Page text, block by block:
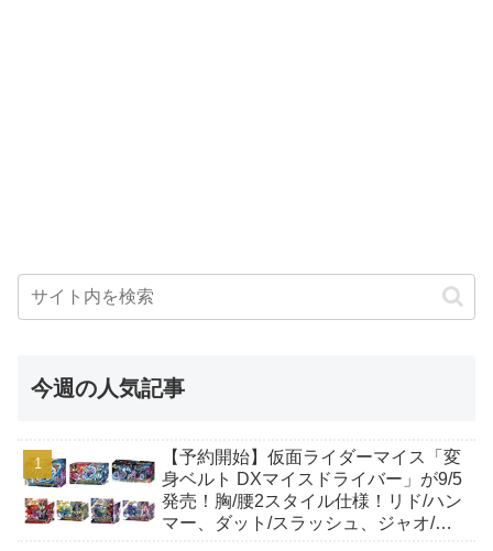
今週の人気記事
【予約開始】仮面ライダーマイス「変
身ベルト DXマイスドライバー」が9/5
発売！胸/腰2スタイル仕様！リド/ハン
マー、ダット/スラッシュ、ジャオ/バ